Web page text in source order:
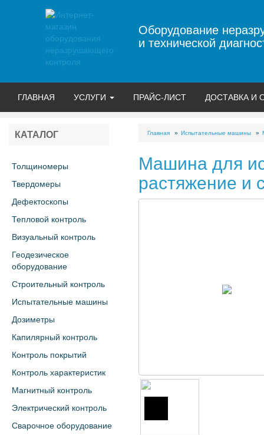
Оборудование
и технической
ГЛАВНАЯ УСЛУГИ ПРАЙС-ЛИСТ ДОСТАВКА И
КАТАЛОГ
Толщиномеры
Твердомеры
Дефектоскопы
Тепловой контроль
Визуальный контроль
Геодезическое
оборудование
Строительный контроль
Испытательные машины
Дозиметры
Капилярный контроль
Контроль покрытий
Контроль характеристик
Магнитный контроль
Электрический контроль
Сварочное оборудование
Главная Испытательные машины
Машина для
растяжение и